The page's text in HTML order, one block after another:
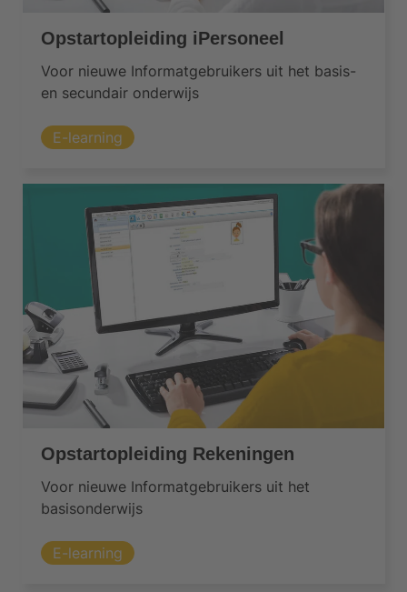
Opstartopleiding iPersoneel
Voor nieuwe Informatgebruikers uit het basis-
en secundair onderwijs
E-learning
Opstartopleiding Rekeningen
Voor nieuwe Informatgebruikers uit het
basisonderwijs
E-learning